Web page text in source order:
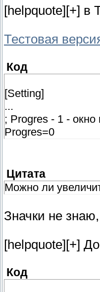
[helpquote][+] в
Тестовая
Код
[Setting]
...
; Progres - 1 - окно
Progres=0
Цитата
Можно ли
Значки не
[helpquote][+]
Код